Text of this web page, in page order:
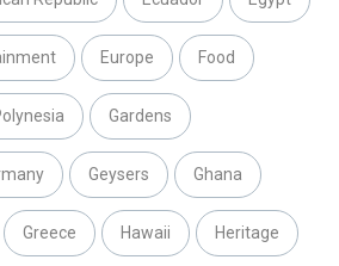
Europe Food
Gardens
Geysers Ghana
Greece Hawaii Heritage